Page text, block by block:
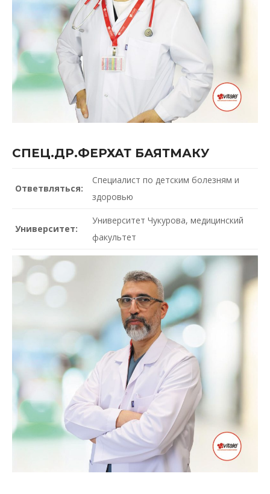
СПЕЦ.ДР.ФЕРХАТ БАЯТМАКУ
Ответвляться:
Специалист по детским болезням и
здоровью
Университет:
Университет Чукурова, медицинский
факультет